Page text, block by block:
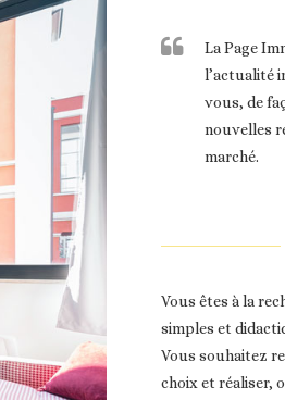
La Page
l’actualité
vous, de
nouvelles
marché.
Vous êtes à la
simples et
Vous souhaitez
choix et réaliser,